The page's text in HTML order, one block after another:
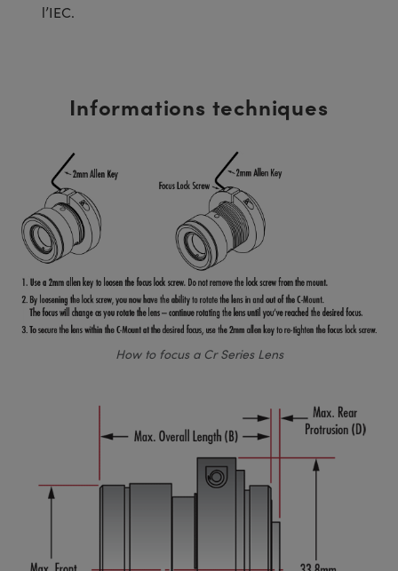
l’IEC.
Informations techniques
How to focus a Cr Series Lens